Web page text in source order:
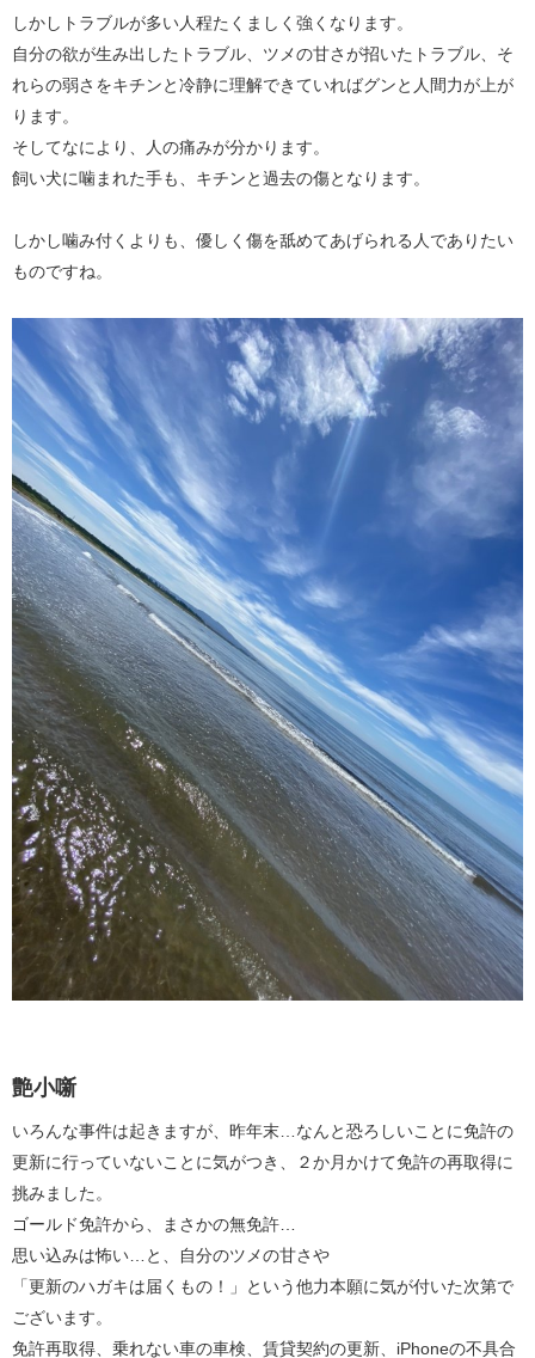
しかしトラブルが多い人程たくましく強くなります。
自分の欲が生み出したトラブル、ツメの甘さが招いたトラブル、そ
れらの弱さをキチンと冷静に理解できていればグンと人間力が上が
ります。
そしてなにより、人の痛みが分かります。
飼い犬に噛まれた手も、キチンと過去の傷となります。
しかし噛み付くよりも、優しく傷を舐めてあげられる人でありたい
ものですね。
艶小噺
いろんな事件は起きますが、昨年末…なんと恐ろしいことに免許の
更新に行っていないことに気がつき、２か月かけて免許の再取得に
挑みました。
ゴールド免許から、まさかの無免許…
思い込みは怖い…と、自分のツメの甘さや
「更新のハガキは届くもの！」という他力本願に気が付いた次第で
ございます。
免許再取得、乗れない車の車検、賃貸契約の更新、iPhoneの不具合